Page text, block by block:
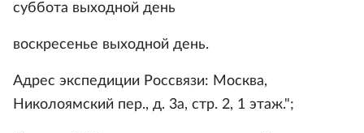
суббота выходной день
воскресенье выходной день.
Адрес экспедиции Россвязи: Москва,
Николоямский пер., д. 3а, стр. 2, 1 этаж.";